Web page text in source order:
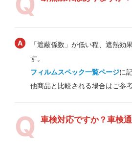
「遮蔽係数」が低い程、遮熱効
す。
フィルムスペック一覧ページに
他商品と比較される場合はご参
車検対応ですか？車検